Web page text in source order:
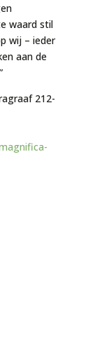
waard stil
wij – ieder
aan de
212-